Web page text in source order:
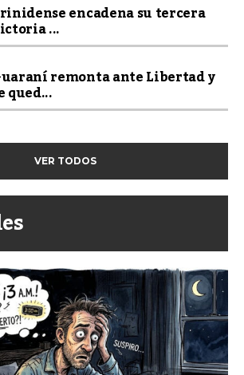
encadena su tercera
...
remonta ante Libertad y
qued...
VER TODOS